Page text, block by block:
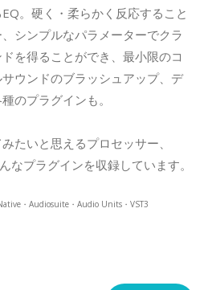
。硬く・柔らかく反応すること
シンプルなパラメーターでクラ
を得ることができ、最小限のコ
ウンドのブラッシュアップ、デ
のプラグインも。
たいと思えるプロセッサー、
なプラグインを収録しています。
・Audiosuite・Audio Units・VST3